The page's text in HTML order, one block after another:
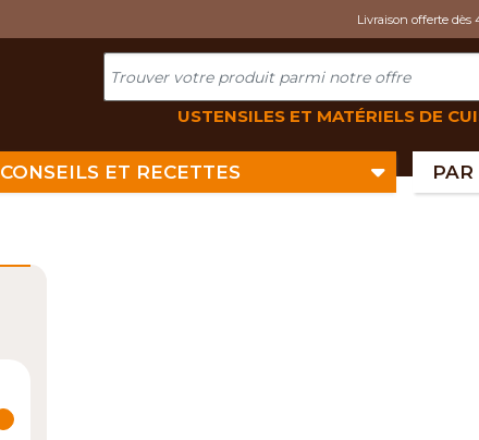
Livraison offerte dès
USTENSILES ET MATÉRIELS DE
CONSEILS ET RECETTES